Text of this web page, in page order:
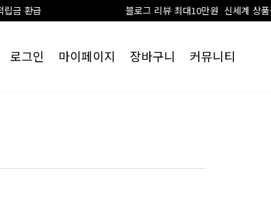
블로그 리뷰 최대10만원 신세계 상품권 지급
로그인 마이페이지 장바구니 커뮤니티